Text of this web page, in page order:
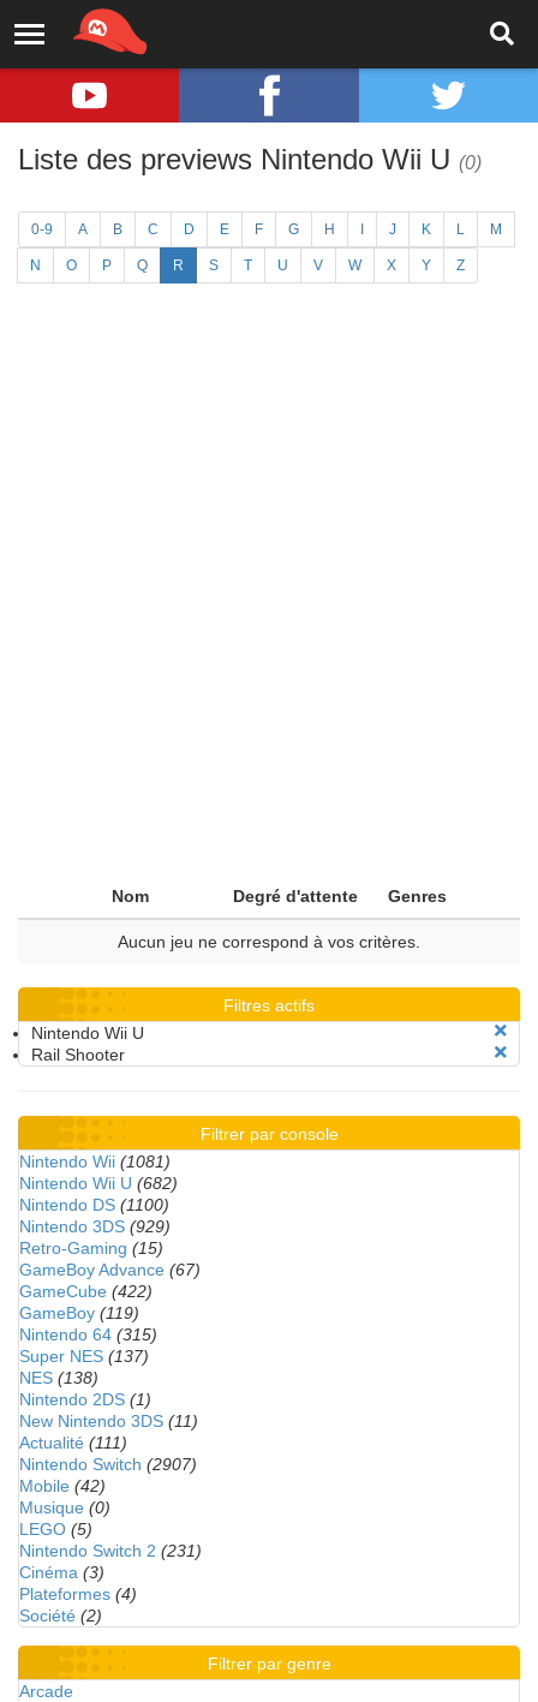
Liste des previews Nintendo Wii U (0)
0-9 A B C D E F G H J K L M
N O P Q R S T U V W X Y Z
Nom Degré d'attente Genres
Aucun jeu ne correspond à vos critères.
Filtres actifs
Nintendo Wii U
Rail Shooter
Filtrer par console
Nintendo Wii (1081)
Nintendo Wii U (682)
Nintendo DS (1100)
Nintendo 3DS (929)
Retro-Gaming (15)
GameBoy Advance (67)
GameCube (422)
GameBoy (119)
Nintendo 64 (315)
Super NES (137)
NES (138)
Nintendo 2DS (1)
New Nintendo 3DS (11)
Actualité (111)
Nintendo Switch (2907)
Mobile (42)
Musique (0)
LEGO (5)
Nintendo Switch 2 (231)
Cinéma (3)
Plateformes (4)
Société (2)
Filtrer par genre
Arcade